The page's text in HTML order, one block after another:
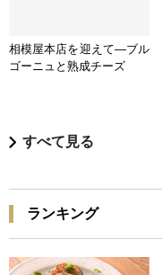
相模屋本店を迎えて―ブル
ゴーニュと熟成チーズ
すべて見る
ランキング